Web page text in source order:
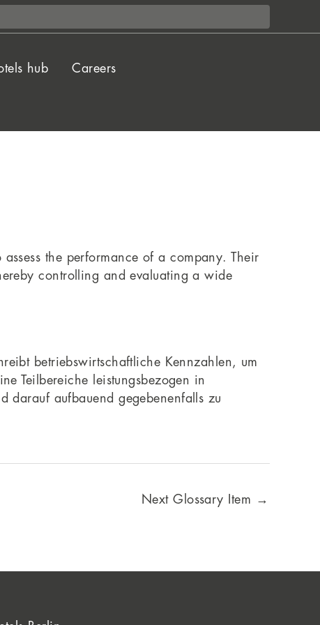
hub Careers
the performance of a company. Their
controlling and evaluating a wide
betriebswirtschaftliche Kennzahlen, um
Teilbereiche leistungsbezogen in
darauf aufbauend gegebenenfalls zu
Next Glossary Item →